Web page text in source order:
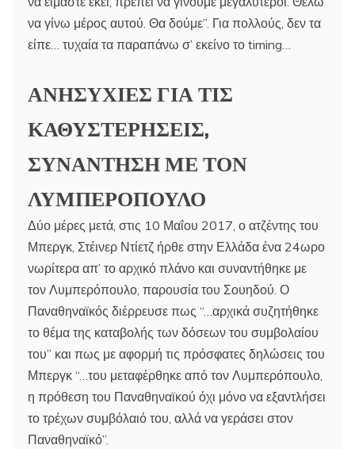
να γίνω μέρος αυτού. Θα δούμε”. Για πολλούς, δεν τα
είπε… τυχαία τα παραπάνω σ’ εκείνο το timing…
ΑΝΗΣΥΧΙΕΣ ΓΙΑ ΤΙΣ
ΚΑΘΥΣΤΕΡΗΣΕΙΣ,
ΣΥΝΑΝΤΗΣΗ ΜΕ ΤΟΝ
ΛΥΜΠΕΡΟΠΟΥΛΟ
Δύο μέρες μετά, στις 10 Μαΐου 2017, ο ατζέντης του
Μπεργκ, Στέινερ Ντίετζ ήρθε στην Ελλάδα ένα 24ωρο
νωρίτερα απ’ το αρχικό πλάνο και συναντήθηκε με
τον Λυμπερόπουλο, παρουσία του Σουηδού. Ο
Παναθηναϊκός διέρρευσε πως “…αρχικά συζητήθηκε
το θέμα της καταβολής των δόσεων του συμβολαίου
του” και πως με αφορμή τις πρόσφατες δηλώσεις του
Μπεργκ “…του μεταφέρθηκε από τον Λυμπερόπουλο,
η πρόθεση του Παναθηναϊκού όχι μόνο να εξαντλήσει
το τρέχων συμβόλαιό του, αλλά να γεράσει στον
Παναθηναϊκό”.